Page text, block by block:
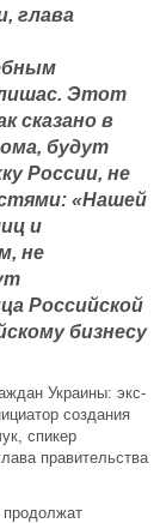
глава
Этот
сказано в
будут
России, не
«Нашей
и
не
Российской
бизнесу
Украины: экс-
создания
спикер
правительства